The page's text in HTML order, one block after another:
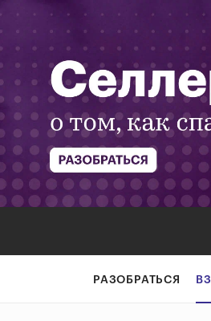
РАЗОБРАТЬСЯ